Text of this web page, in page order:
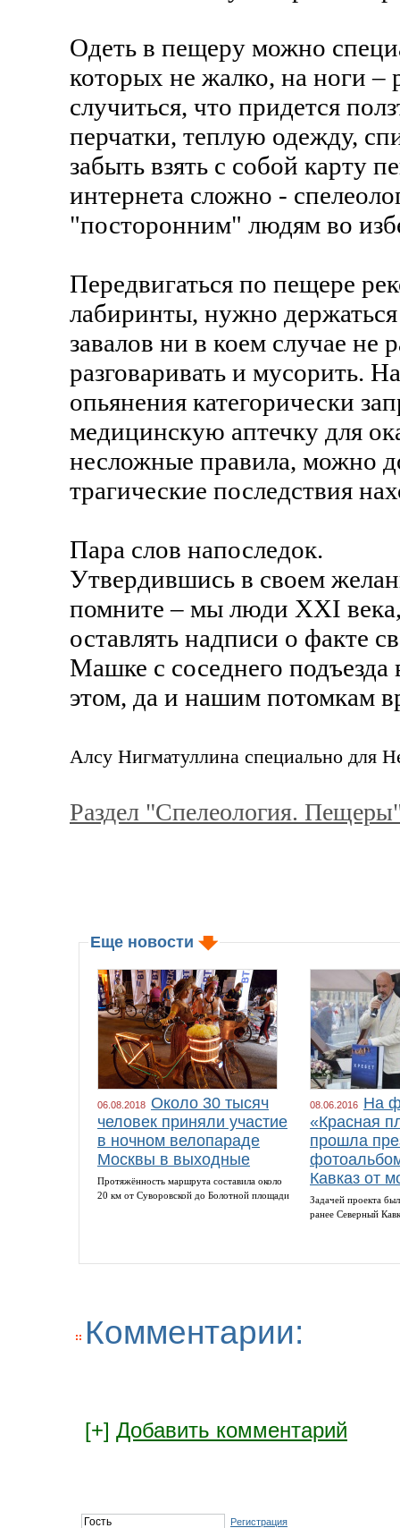
Одеть в пещеру можно
которых не жалко, на ноги –
случиться, что придется
перчатки, теплую одежду,
забыть взять с собой карту
интернета сложно -
"посторонним" людям во
Передвигаться по пещере
лабиринты, нужно
завалов ни в коем случае не
разговаривать и мусорить.
опьянения категорически
медицинскую аптечку для
несложные правила, можно
трагические последствия
Пара слов напоследок.
Утвердившись в своем
помните – мы люди XXI
оставлять надписи о факте
Машке с соседнего
этом, да и нашим потомкам
Алсу Нигматуллина специально для
Раздел "Спелеология.
Еще новости
06.08.2018 Около 30 тысяч
человек приняли участие
в ночном велопараде
Москвы в выходные
Протяжённость маршрута составила около
20 км от Суворовской до Болотной площади
08.06.2016 На
«Красная
прошла
Кавказ от
Задачей проекта
ранее Северный
Комментарии:
[+] Добавить комментарий
Регистрация